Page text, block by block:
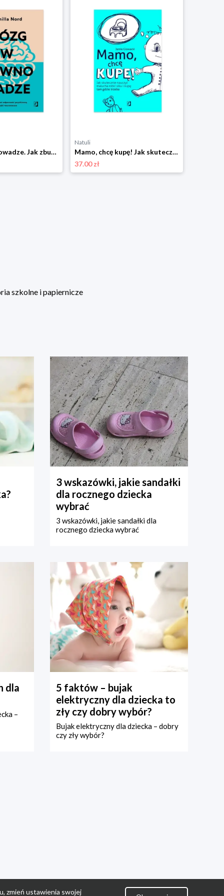
Mózg w równowadze. Jak zbudować odporność psychiczną dzięki neuronauce Wydawnictwo kobiece
Natuli
Mamo, chcę kupę! Jak skutecznie nauczyć malucha robić siku i kupę tam gdzie trzeba Wydawnictwo kobiece
37.00 zł
szkolne i papiernicze
3 wskazówki, jakie sandałki
dla rocznego dziecka
wybrać
3 wskazówki, jakie sandałki dla
rocznego dziecka wybrać
dla
–
5 faktów – bujak
elektryczny dla dziecka to
zły czy dobry wybór?
Bujak elektryczny dla dziecka – dobry
czy zły wybór?
zmień ustawienia swojej